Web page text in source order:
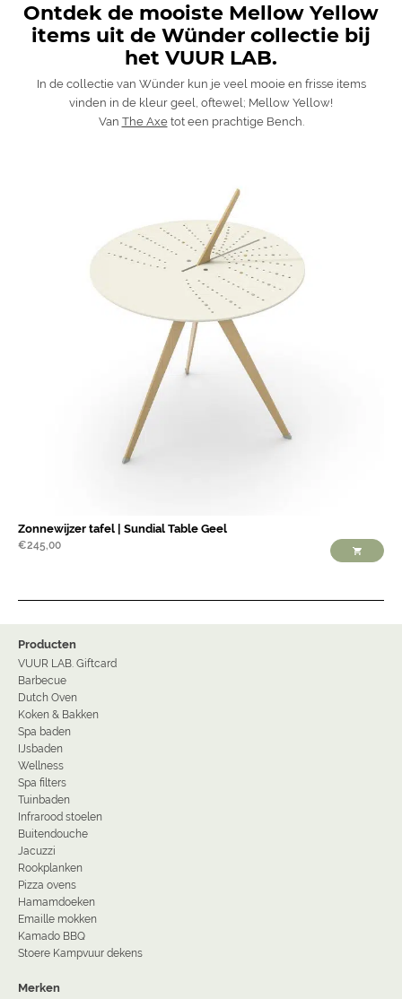
Ontdek de mooiste Mellow Yellow
items uit de Wünder collectie bij
het VUUR LAB.
In de collectie van Wünder kun je veel mooie en frisse items
vinden in de kleur geel, oftewel; Mellow Yellow!
Van The Axetot een prachtige Bench.
Zonnewijzer tafel | Sundial Table Geel
€245,00
Producten
VUUR LAB. Giftcard
Barbecue
Dutch Oven
Koken & Bakken
Spa baden
IJsbaden
Wellness
Spa filters
Tuinbaden
Infrarood stoelen
Buitendouche
Jacuzzi
Rookplanken
Pizza ovens
Hamamdoeken
Emaille mokken
Kamado BBQ
Stoere Kampvuur dekens
Merken